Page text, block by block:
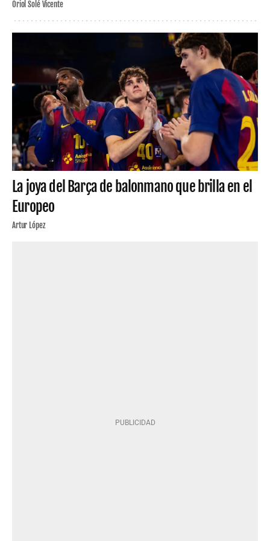
Oriol Solé Vicente
La joya del Barça de balonmano que brilla en el
Europeo
Artur López